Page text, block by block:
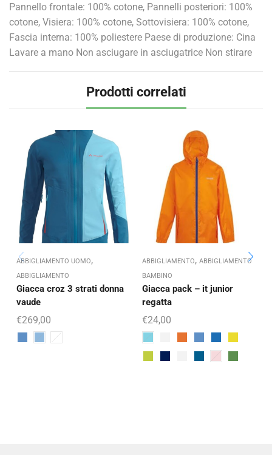
Pannello frontale: 100% cotone, Pannelli posteriori: 100%
cotone, Visiera: 100% cotone, Sottovisiera: 100% cotone,
Fascia interna: 100% poliestere Paese di produzione: Cina
Lavare a mano Non asciugare in asciugatrice Non stirare
Prodotti correlati
ABBIGLIAMENTO UOMO,
ABBIGLIAMENTO
Giacca croz 3 strati donna
vaude
€269,00
ABBIGLIAMENTO, ABBIGLIAMENTO
BAMBINO
Giacca pack – it junior
regatta
€24,00